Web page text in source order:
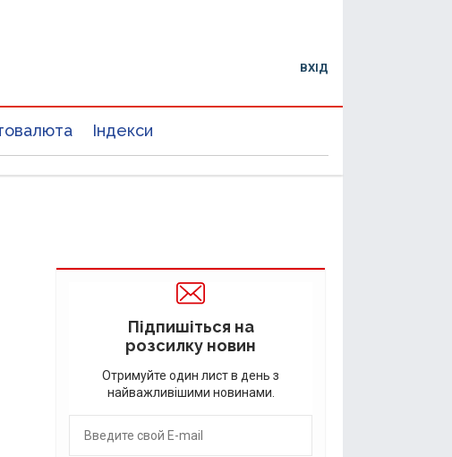
ВХІД
Індекси
Підпишіться на
розсилку новин
Отримуйте один лист в день з
найважливішими новинами.